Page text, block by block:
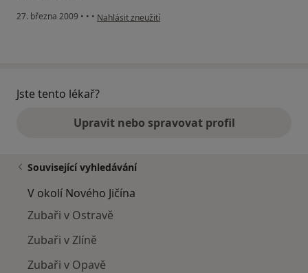
27. března 2009 • • • podle názoru uživatele Ivca
Nahlásit zneužití
Jste tento lékař?
Upravit nebo spravovat profil
Související vyhledávání
V okolí Nového Jičína
Zubaři v Ostravě
Zubaři v Zlíně
Zubaři v Opavě